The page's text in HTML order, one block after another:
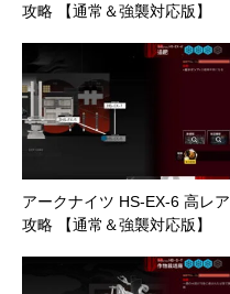
攻略 【通常＆強襲対応版】
アークナイツ HS-EX-6 高レア
攻略 【通常＆強襲対応版】